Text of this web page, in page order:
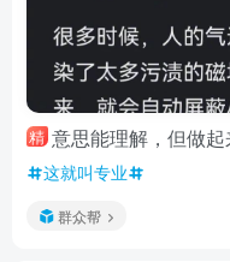
精 意思能理解，但做
这就叫专业
群众帮